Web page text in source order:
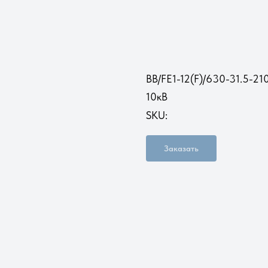
ВВ/FE1-12(F)/630-31.5-
10кВ
SKU:
Заказать